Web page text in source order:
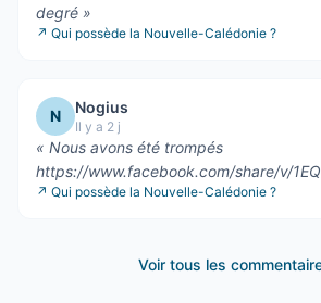
degré »
↗ Qui possède la Nouvelle-Calédonie ?
N Nogius
Il y a 2 j
« Nous avons été trompés
https://www.facebook.com/share/v/
↗ Qui possède la Nouvelle-Calédonie ?
Voir tous les